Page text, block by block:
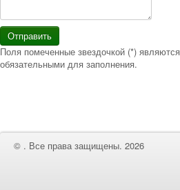
Отправить
Поля помеченные звездочкой (*) являются
обязательными для заполнения.
© . Все права защищены. 2026